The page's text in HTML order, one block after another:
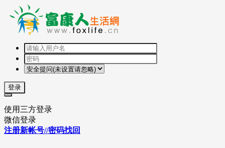
登录
使用三方登录
微信登录
注册新帐号//密码找回